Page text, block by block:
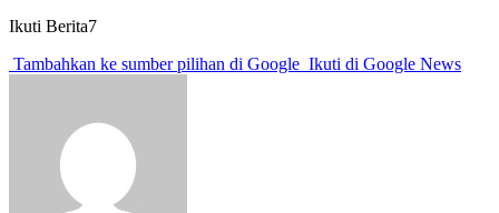
Ikuti Berita7
Tambahkan ke sumber pilihan di Google Ikuti di Google News